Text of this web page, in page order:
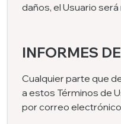
daños, el Usuario
INFORMES
Cualquier parte que
a estos Términos de
por correo